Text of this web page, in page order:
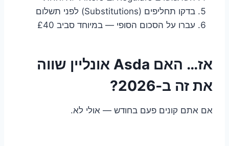
בדקו תחליפים (Substitutions) לפני תשלום
עברו על הסכום הסופי — במיוחד סביב £40
אז… האם Asda אונליין שווה
את זה ב‑2026?
אם אתם קונים פעם בחודש — אולי לא.